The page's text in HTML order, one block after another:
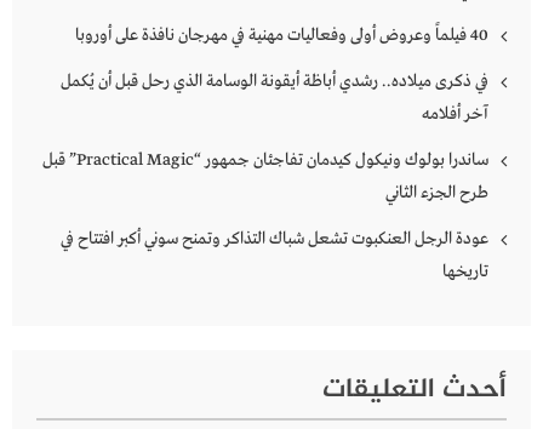
40 فيلماً وعروض أولى وفعاليات مهنية في مهرجان نافذة على أوروبا
في ذكرى ميلاده.. رشدي أباظة أيقونة الوسامة الذي رحل قبل أن يُكمل
آخر أفلامه
ساندرا بولوك ونيكول كيدمان تفاجئان جمهور “Practical Magic” قبل
طرح الجزء الثاني
عودة الرجل العنكبوت تشعل شباك التذاكر وتمنح سوني أكبر افتتاح في
تاريخها
أحدث التعليقات